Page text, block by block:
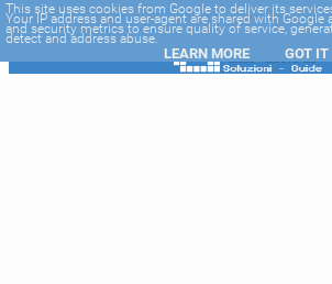
-->
This site uses cookies from Google to deliver its
Your IP address and user-agent are shared with
and security metrics to ensure quality of service,
detect and address abuse.
LEARN MORE GOT IT